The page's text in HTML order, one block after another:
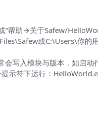
“帮助→关于Safew/
或C:\Users\你
写入模块与版本，如启动
示符下运行：